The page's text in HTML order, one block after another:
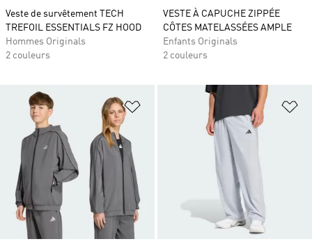
Veste de survêtement TECH
TREFOIL ESSENTIALS FZ HOOD
Hommes Originals
2 couleurs
VESTE À CAPUCHE ZIPPÉE
CÔTES MATELASSÉES AMPLE
Enfants Originals
2 couleurs
Ajouter à la Liste de produits